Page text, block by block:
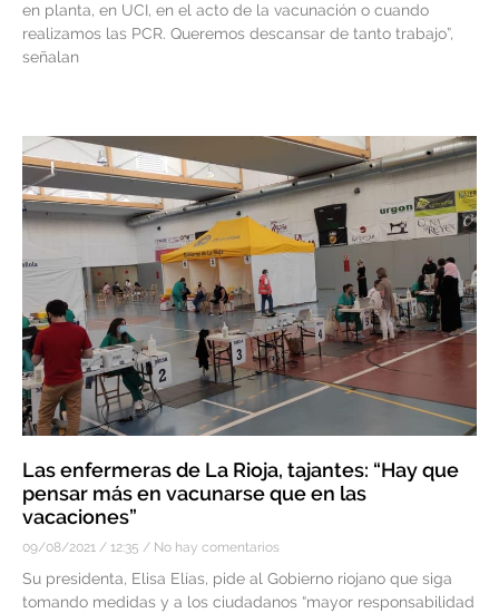
en planta, en UCI, en el acto de la vacunación o cuando
realizamos las PCR. Queremos descansar de tanto trabajo”,
señalan
Las enfermeras de La Rioja, tajantes: “Hay que
pensar más en vacunarse que en las
vacaciones”
09/08/2021 12:35 No hay comentarios
Su presidenta, Elisa Elías, pide al Gobierno riojano que siga
tomando medidas y a los ciudadanos “mayor responsabilidad